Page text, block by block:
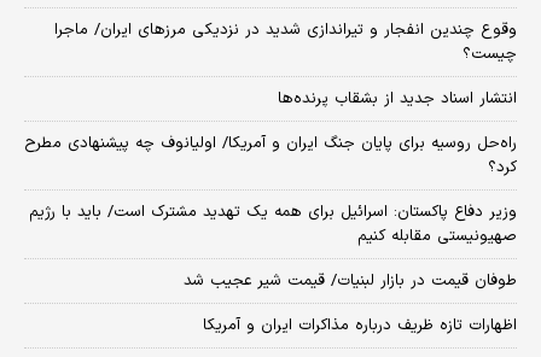
وقوع چندین انفجار و تیراندازی شدید در نزدیکی مرز‌های ایران/ ماجرا
چیست؟
انتشار اسناد جدید از بشقاب پرنده‌ها
راه‌حل روسیه برای پایان جنگ ایران و آمریکا/ اولیانوف چه پیشنهادی مطرح
کرد؟
وزیر دفاع پاکستان: اسرائیل برای همه یک تهدید مشترک است/ باید با رژیم
صهیونیستی مقابله کنیم
طوفان قیمت در بازار لبنیات/ قیمت شیر عجیب شد
اظهارات تازه ظریف درباره مذاکرات ایران و آمریکا